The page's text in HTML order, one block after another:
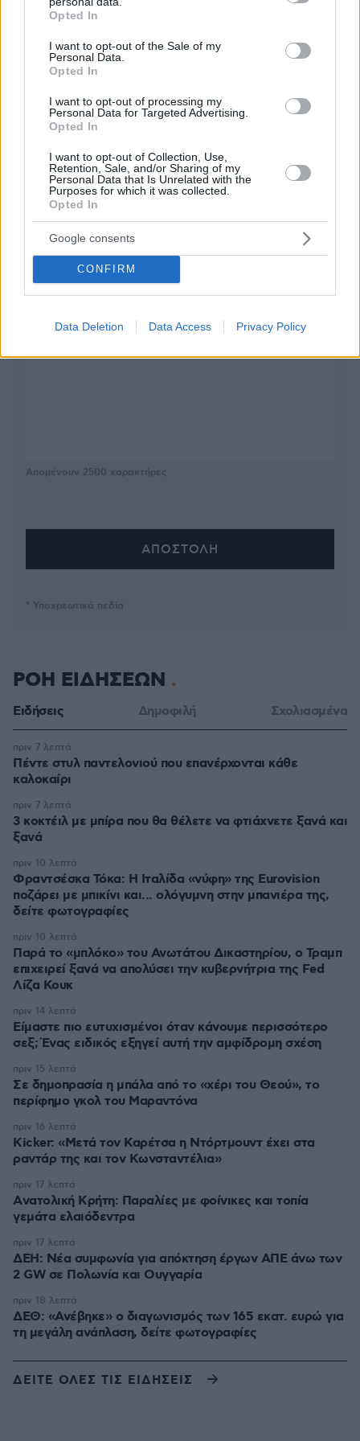
grant or deny consent to Google and its third-party tags to
use your data for below specified purposes in below Google
consent section.
Opted In
I want to opt-out of the Sale of my
Personal Data.
Opted In
I want to opt-out of processing my
Personal Data for Targeted Advertising.
Opted In
I want to opt-out of Collection, Use,
Retention, Sale, and/or Sharing of my
Personal Data that Is Unrelated with the
Purposes for which it was collected.
Opted In
Google consents
CONFIRM
Data Deletion Data Access Privacy Policy
02.03.2021, 18:59
tsoly mega
ΑΠΑΝΤΗΣΗ
ΠΡΟΣΘΗΚΗ ΣΧΟΛΙΟΥ
ΌΝΟΜΑ *
ΣΧΌΛΙΟ *
Απομένουν 2500 χαρακτήρες
* Υποχρεωτικά πεδία
ΡΟΗ ΕΙΔΗΣΕΩΝ
Ειδήσεις Δημοφιλή Σχολιασμένα
Πέντε στυλ παντελονιού που επανέρχονται κάθε
καλοκαίρι
πριν 7 λεπτά
3 κοκτέιλ με μπίρα που θα θέλετε να φτιάχνετε ξανά και
ξανά
πριν 7 λεπτά
Φραντσέσκα Τόκα: Η Ιταλίδα «νύφη» της Eurovision
ποζάρει με μπικίνι και... ολόγυμνη στην μπανιέρα της,
δείτε φωτογραφίες
πριν 10 λεπτά
Παρά το «μπλόκο» του Ανωτάτου Δικαστηρίου, ο Τραμπ
επιχειρεί ξανά να απολύσει την κυβερνήτρια της Fed
Λίζα Κουκ
πριν 10 λεπτά
Είμαστε πιο ευτυχισμένοι όταν κάνουμε περισσότερο
σεξ; Ένας ειδικός εξηγεί αυτή την αμφίδρομη σχέση
πριν 14 λεπτά
Σε δημοπρασία η μπάλα από το «χέρι του Θεού», το
περίφημο γκολ του Μαραντόνα
πριν 15 λεπτά
Kicker: «Μετά τον Καρέτσα η Ντόρτμουντ έχει στα
ραντάρ της και τον Κωνσταντέλια»
πριν 16 λεπτά
Aνατολική Κρήτη: Παραλίες με φοίνικες και τοπία
γεμάτα ελαιόδεντρα
πριν 17 λεπτά
ΔΕΗ: Νέα συμφωνία για απόκτηση έργων ΑΠΕ άνω των
2 GW σε Πολωνία και Ουγγαρία
πριν 17 λεπτά
ΔΕΘ: «Ανέβηκε» ο διαγωνισμός των 165 εκατ. ευρώ για
τη μεγάλη ανάπλαση, δείτε φωτογραφίες
πριν 18 λεπτά
ΔΕΙΤΕ ΟΛΕΣ ΤΙΣ ΕΙΔΗΣΕΙΣ